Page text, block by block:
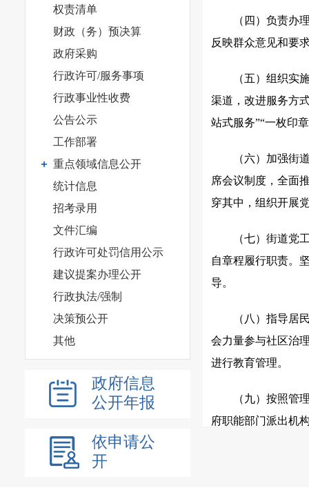
权责清单
财政（务）预决算
政府采购
行政许可/服务事项
行政事业性收费
公告公示
工作部署
重点领域信息公开
统计信息
招考录用
文件汇编
行政许可处罚信用公示
建议提案办理公开
行政执法/强制
决策预公开
其他
政府信息
公开年报
依申请公
开
（四）负责办
反映群众意见和要
（五）组织实
渠道，改进服务方
站式服务”“一枚印
（六）加强街
席会议制度，全面
穿其中，组织开展
（七）街道党
自章程履行职责。
导。
（八）指导居
会力量参与社区治
进行教育管理。
（九）按照管
府职能部门派出机